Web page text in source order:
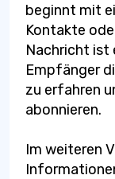
beginnt mit
Kontakte
Nachricht ist
Empfänger
zu erfahren
abonnieren.
Im weiteren